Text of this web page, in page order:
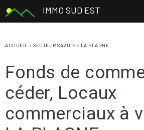
IMMO SUD EST
ACCUEIL > SECTEUR SAVOIE > LA PLAGNE
Fonds de
céder, Locaux
commerciaux à